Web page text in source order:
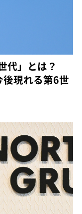
代」とは？
現れる第6世